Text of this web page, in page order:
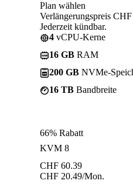
Plan wählen
Verlängerungspreis
Jederzeit kündbar.
4 vCPU-Kerne
16 GB RAM
200 GB NVMe-
16 TB Bandbreite
66% Rabatt
KVM 8
CHF 60.39
CHF 20.49/Mon.